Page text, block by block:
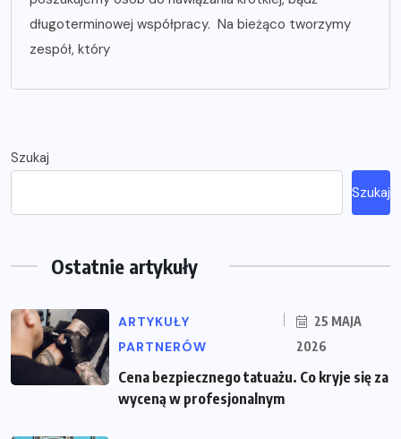
długoterminowej współpracy. Na bieżąco tworzymy
zespół, który
Szukaj
Szukaj
Ostatnie artykuły
ARTYKUŁY
PARTNERÓW
25 MAJA
2026
Cena bezpiecznego tatuażu. Co kryje się za
wyceną w profesjonalnym